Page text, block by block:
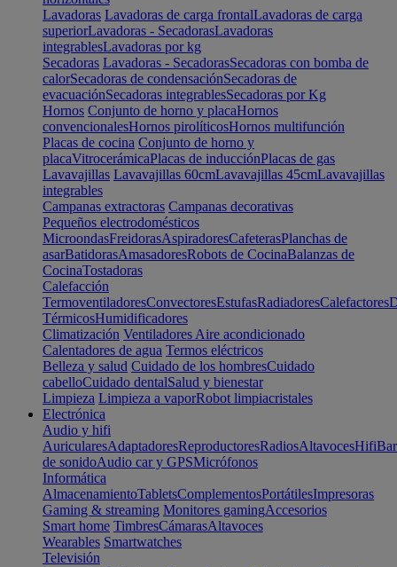
Lavadoras Lavadoras de carga frontalLavadoras de carga
superiorLavadoras - SecadorasLavadoras
integrablesLavadoras por kg
Secadoras Lavadoras - SecadorasSecadoras con bomba de
calorSecadoras de condensaciónSecadoras de
evacuaciónSecadoras integrablesSecadoras por Kg
Hornos Conjunto de horno y placaHornos
convencionalesHornos pirolíticosHornos multifunción
Placas de cocina Conjunto de horno y
placaVitrocerámicaPlacas de inducciónPlacas de gas
Lavavajillas Lavavajillas 60cmLavavajillas 45cmLavavajillas
integrables
Campanas extractoras Campanas decorativas
Pequeños electrodomésticos
MicroondasFreidorasAspiradoresCafeterasPlanchas de
asarBatidorasAmasadoresRobots de CocinaBalanzas de
CocinaTostadoras
Calefacción
TermoventiladoresConvectoresEstufasRadiadoresCalefactores
TérmicosHumidificadores
Climatización Ventiladores Aire acondicionado
Calentadores de agua Termos eléctricos
Belleza y salud Cuidado de los hombresCuidado
cabelloCuidado dentalSalud y bienestar
Limpieza Limpieza a vaporRobot limpiacristales
Electrónica
Audio y hifi
AuricularesAdaptadoresReproductoresRadiosAltavocesHifi
de sonidoAudio car y GPSMicrófonos
Informática
AlmacenamientoTabletsComplementosPortátilesImpresoras
Gaming & streaming Monitores gamingAccesorios
Smart home TimbresCámarasAltavoces
Wearables Smartwatches
Televisión